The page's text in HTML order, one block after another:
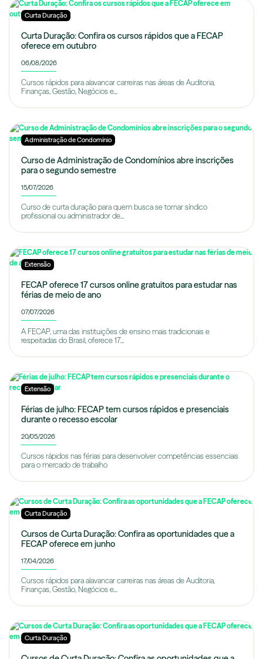
Curta Duração
Curta Duração: Confira os cursos rápidos que a FECAP
oferece em outubro
06/08/2026
Cursos rápidos para alavancar carreiras nas áreas de Auditoria,
Finanças, Gestão, Negócios e...
Administração de Condomínio
Curso de Administração de Condomínios abre inscrições
para o segundo semestre
15/07/2026
Curso de curta duração para quem busca se tornar síndico
profissional ou administrador de...
Extensão
FECAP oferece 17 cursos online gratuitos para estudar nas
férias de meio de ano
07/07/2026
A FECAP, uma das instituições de ensino mais tradicionais e
respeitadas do Brasil, oferece 17...
Extensão
Férias de julho: FECAP tem cursos rápidos e presenciais
durante o recesso escolar
20/05/2026
Cursos rápidos nas férias para desenvolver competências essenciais
para o mercado de trabalho
Curta Duração
Cursos de Curta Duração: Confira as oportunidades que a
FECAP oferece em junho
17/04/2026
Cursos rápidos para alavancar carreiras nas áreas de Auditoria,
Finanças, Gestão, Negócios e...
Curta Duração